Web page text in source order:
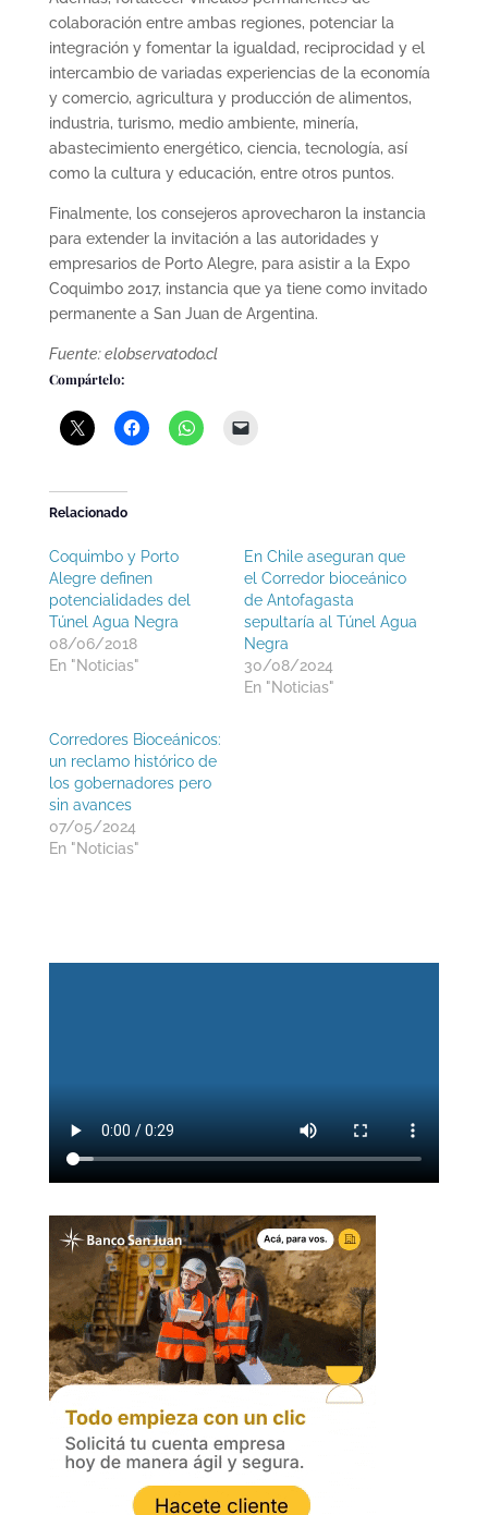
colaboración entre ambas regiones, potenciar la
integración y fomentar la igualdad, reciprocidad y el
intercambio de variadas experiencias de la economía
y comercio, agricultura y producción de alimentos,
industria, turismo, medio ambiente, minería,
abastecimiento energético, ciencia, tecnología, así
como la cultura y educación, entre otros puntos.
Finalmente, los consejeros aprovecharon la instancia
para extender la invitación a las autoridades y
empresarios de Porto Alegre, para asistir a la Expo
Coquimbo 2017, instancia que ya tiene como invitado
permanente a San Juan de Argentina.
Fuente: elobservatodo.cl
Compártelo:
Relacionado
Coquimbo y Porto
Alegre definen
potencialidades del
Túnel Agua Negra
08/06/2018
En "Noticias"
En Chile aseguran que
el Corredor bioceánico
de Antofagasta
sepultaría al Túnel Agua
Negra
30/08/2024
En "Noticias"
Corredores Bioceánicos:
un reclamo histórico de
los gobernadores pero
sin avances
07/05/2024
En "Noticias"